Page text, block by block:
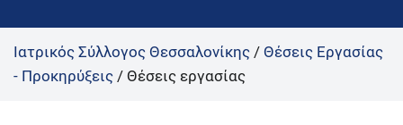
Ιατρικός Σύλλογος Θεσσαλονίκης / Θέσεις Εργασίας
- Προκηρύξεις / Θέσεις εργασίας